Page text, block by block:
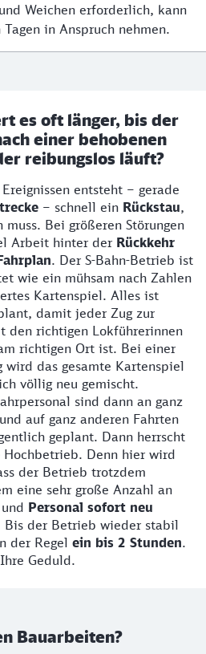
Weichen erforderlich, kann
in Anspruch nehmen.
es oft länger, bis der
einer behobenen
reibungslos läuft?
entsteht – gerade
– schnell ein Rückstau,
muss. Bei größeren Störungen
Arbeit hinter der Rückkehr
. Der S-Bahn-Betrieb ist
wie ein mühsam nach Zahlen
Kartenspiel. Alles ist
damit jeder Zug zur
den richtigen Lokführerinnen
richtigen Ort ist. Bei einer
wird das gesamte Kartenspiel
völlig neu gemischt.
sind dann an ganz
auf ganz anderen Fahrten
geplant. Dann herrscht
Hochbetrieb. Denn hier wird
der Betrieb trotzdem
eine sehr große Anzahl an
und Personal sofort neu
Bis der Betrieb wieder stabil
der Regel ein bis 2 Stunden.
Geduld.
Bauarbeiten?